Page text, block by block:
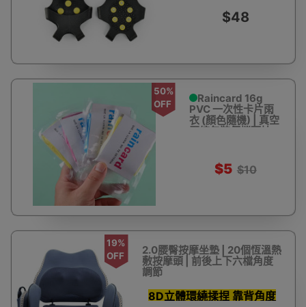
$48
50%
OFF
Raincard 16g
PVC 一次性卡片雨
衣 (顏色隨機) | 真空
壓縮包裝便攜雨披
$5 $10
19%
OFF
2.0腰臀按摩坐墊 | 20個恆溫熱
敷按摩頭 | 前後上下六檔角度
調節
8D立體環繞揉捏 靠背角度